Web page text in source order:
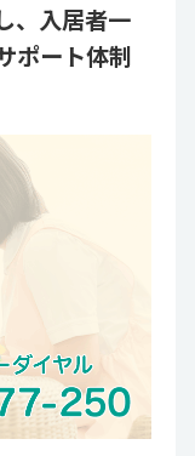
、入居者一
ポート体制